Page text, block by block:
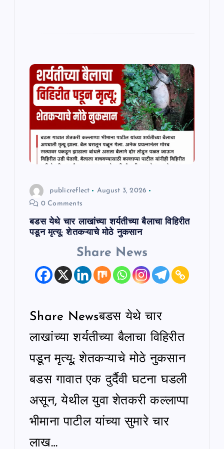
publicreflect
August 3, 2026
0 Comments
बडस येथे चार लाखांच्या शर्यतीच्या बैलाचा विहिरीत
पडून मृत्यू; शेतकऱ्याचे मोठे नुकसान
Share News
Share Newsबडस येथे चार
लाखांच्या शर्यतीच्या बैलाचा विहिरीत
पडून मृत्यू; शेतकऱ्याचे मोठे नुकसान
बडस गावात एक दुर्दैवी घटना घडली
असून, येथील युवा शेतकरी कल्लाप्पा
भीमाना पाटील यांच्या सुमारे चार
लाख…